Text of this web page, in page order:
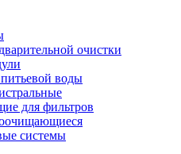
очистки
воды
для фильтров
системы